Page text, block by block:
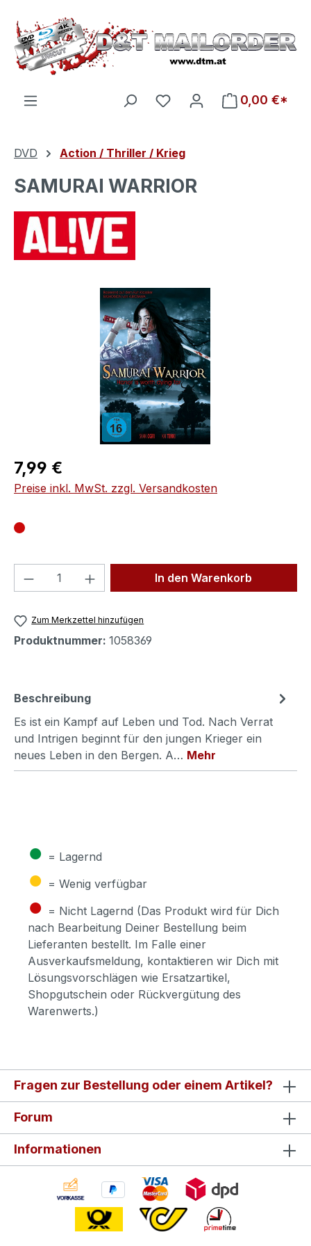
Zum Hauptinhalt springen
Du hast 0 Produkte auf
0,00 €*
DVD Action / Thriller / Krieg
SAMURAI WARRIOR
Bildergalerie überspringen
Regulärer Preis:
7,99 €
Preise inkl. MwSt. zzgl. Versandkosten
Produkt Anzahl: Gib denIn den Warenkorb
Zum Merkzettel hinzufügen
Produktnummer: 1058369
Beschreibung
Es ist ein Kampf auf Leben und Tod. Nach Verrat
und Intrigen beginnt für den jungen Krieger ein
neues Leben in den Bergen. A… Mehr
● = Lagernd
● = Wenig verfügbar
● = Nicht Lagernd (Das Produkt wird für Dich
nach Bearbeitung Deiner Bestellung beim
Lieferanten bestellt. Im Falle einer
Ausverkaufsmeldung, kontaktieren wir Dich mit
Lösungsvorschlägen wie Ersatzartikel,
Shopgutschein oder Rückvergütung des
Warenwerts.)
Fragen zur Bestellung oder einem Artikel?
Forum
Informationen